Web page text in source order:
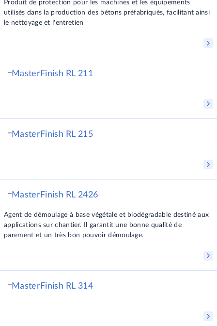
Produit de protection pour les machines et les équipements
utilisés dans la production des bétons préfabriqués, facilitant ainsi
le nettoyage et l'entretien
MasterFinish RL 211
MasterFinish RL 215
MasterFinish RL 2426
Agent de démoulage à base végétale et biodégradable destiné aux
applications sur chantier. Il garantit une bonne qualité de
parement et un très bon pouvoir démoulage.
MasterFinish RL 314